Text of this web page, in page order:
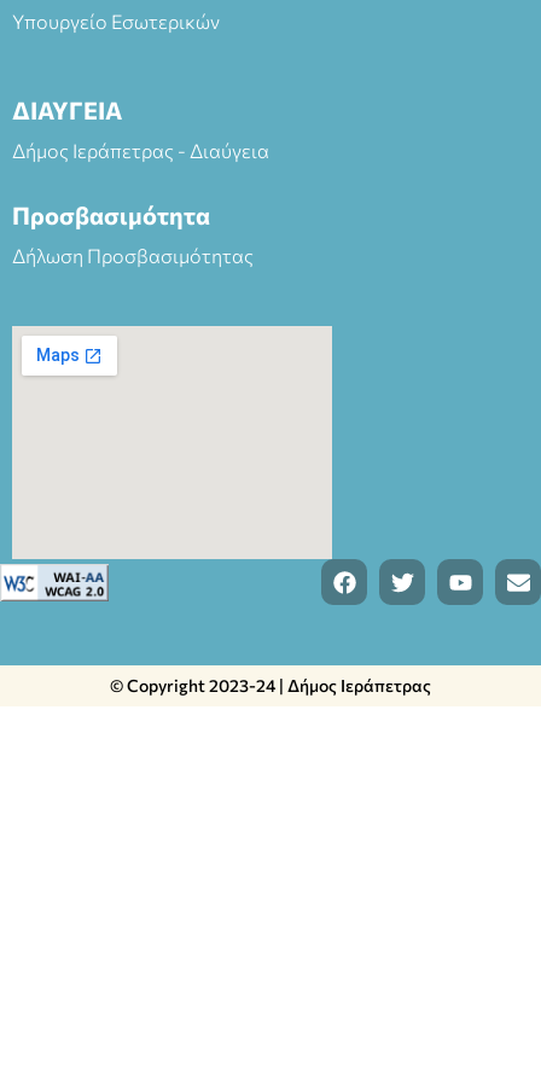
Υπουργείο Εσωτερικών
ΔΙΑΥΓΕΙΑ
Δήμος Ιεράπετρας - Διαύγεια
Προσβασιμότητα
Δήλωση Προσβασιμότητας
© Copyright 2023-24 | Δήμος Ιεράπετρας